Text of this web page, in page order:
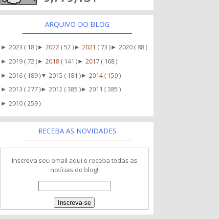
ARQUIVO DO BLOG
►2023 ( 18 )►2022 ( 52 )►2021 ( 73 )►2020 ( 88 )
►2019 ( 72 )►2018 ( 141 )►2017 ( 168 )
►2016 ( 189 ) ▼2015 ( 181 )►2014( 159 )
►2013 ( 277 )►2012 ( 385 )►2011 ( 385 )
►2010 ( 259 )
RECEBA AS NOVIDADES
Inscreva seu email aqui e receba todas as
notícias do blog!